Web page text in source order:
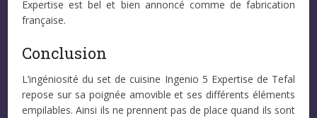
Expertise est bel et bien annoncé comme de fabrication
française.
Conclusion
L’ingéniosité du set de cuisine Ingenio 5 Expertise de Tefal
repose sur sa poignée amovible et ses différents éléments
empilables. Ainsi ils ne prennent pas de place quand ils sont